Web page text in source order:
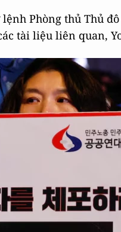
Phòng thủ Thủ
tài liệu liên quan,